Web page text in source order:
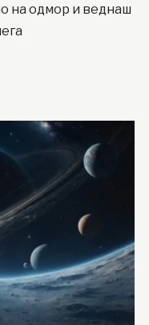
на одмор и веднаш